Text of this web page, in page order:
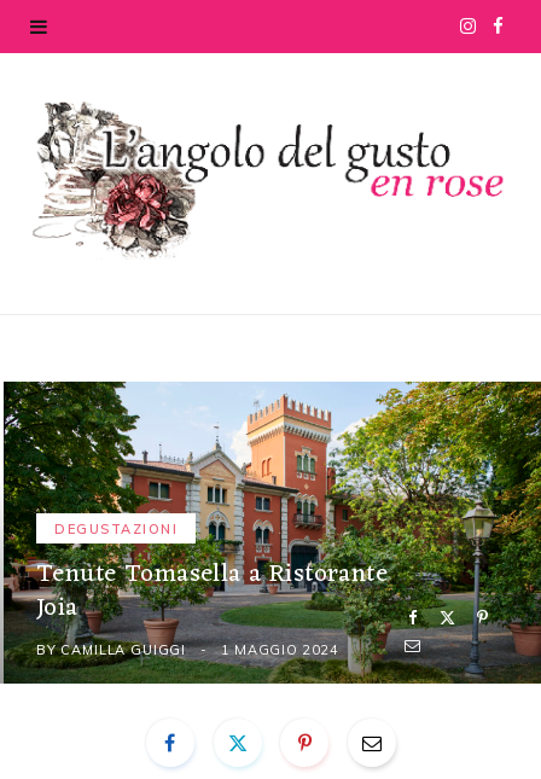
I
t
a
m
e
k
DEGUSTAZIONI
Tenute Tomasella a Ristorante
Joia
BY CAMILLA GUIGGI 1 MAGGIO 2024